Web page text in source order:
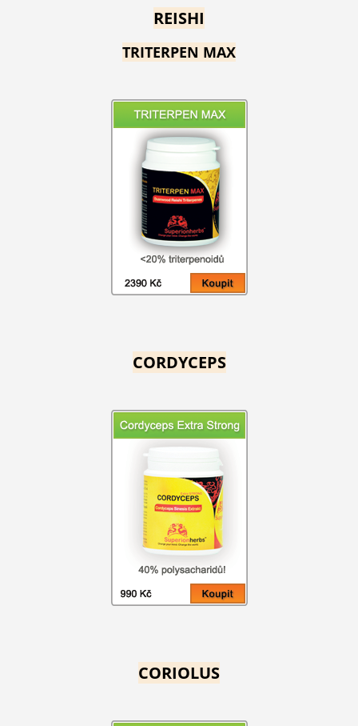
REISHI
TRITERPEN MAX
CORDYCEPS
CORIOLUS